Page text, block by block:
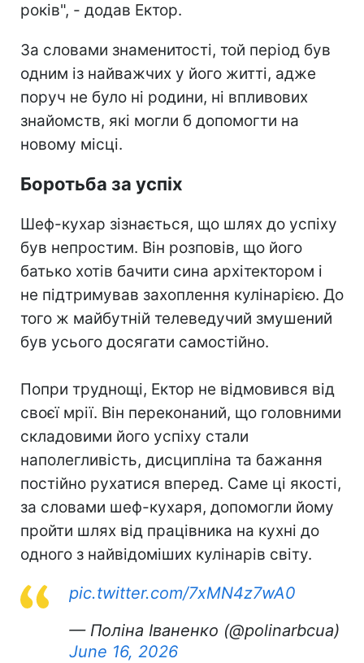
років", - додав Ектор.
За словами знаменитості, той період був
одним із найважчих у його житті, адже
поруч не було ні родини, ні впливових
знайомств, які могли б допомогти на
новому місці.
Боротьба за успіх
Шеф-кухар зізнається, що шлях до успіху
був непростим. Він розповів, що його
батько хотів бачити сина архітектором і
не підтримував захоплення кулінарією. До
того ж майбутній телеведучий змушений
був усього досягати самостійно.
Попри труднощі, Ектор не відмовився від
своєї мрії. Він переконаний, що головними
складовими його успіху стали
наполегливість, дисципліна та бажання
постійно рухатися вперед. Саме ці якості,
за словами шеф-кухаря, допомогли йому
пройти шлях від працівника на кухні до
одного з найвідоміших кулінарів світу.
pic.twitter.com/7xMN4z7wA0
— Поліна Іваненко (@polinarbcua)
June 16, 2026